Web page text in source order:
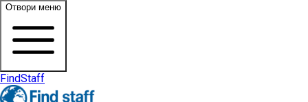
Отвори меню
FindStaff